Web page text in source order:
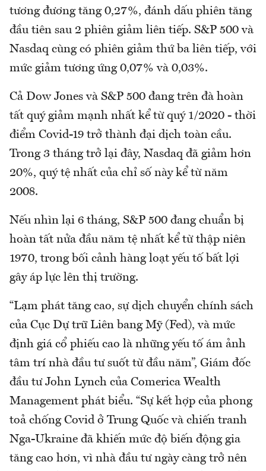
tương đương tăng 0,27%, đánh dấu phiên tăng
đầu tiên sau 2 phiên giảm liên tiếp. S&P 500 và
Nasdaq cùng có phiên giảm thứ ba liên tiếp, với
mức giảm tương ứng 0,07% và 0,03%.
Cả Dow Jones và S&P 500 đang trên đà hoàn
tất quý giảm mạnh nhất kể từ quý 1/2020 - thời
điểm Covid-19 trở thành đại dịch toàn cầu.
Trong 3 tháng trở lại đây, Nasdaq đã giảm hơn
20%, quý tệ nhất của chỉ số này kể từ năm
2008.
Nếu nhìn lại 6 tháng, S&P 500 đang chuẩn bị
hoàn tất nửa đầu năm tệ nhất kể từ thập niên
1970, trong bối cảnh hàng loạt yếu tố bất lợi
gây áp lực lên thị trường.
“Lạm phát tăng cao, sự dịch chuyển chính sách
của Cục Dự trữ Liên bang Mỹ (Fed), và mức
định giá cổ phiếu cao là những yếu tố ám ảnh
tâm trí nhà đầu tư suốt từ đầu năm”, Giám đốc
đầu tư John Lynch của Comerica Wealth
Management phát biểu. “Sự kết hợp của phong
toả chống Covid ở Trung Quốc và chiến tranh
Nga-Ukraine đã khiến mức độ biến động gia
tăng cao hơn, vì nhà đầu tư ngày càng trở nên